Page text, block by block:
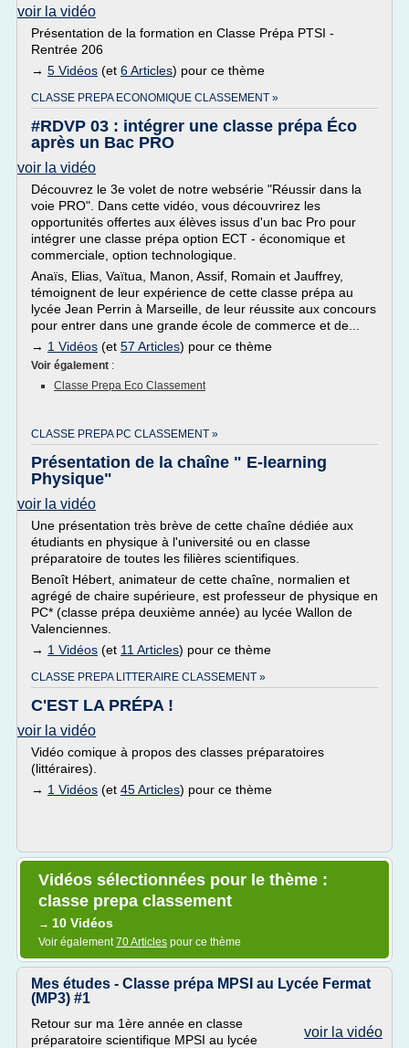
voir la vidéo
Présentation de la formation en Classe Prépa PTSI -
Rentrée 206
→ 5 Vidéos (et 6 Articles) pour ce thème
CLASSE PREPA ECONOMIQUE CLASSEMENT »
#RDVP 03 : intégrer une classe prépa Éco
après un Bac PRO
voir la vidéo
Découvrez le 3e volet de notre websérie "Réussir dans la
voie PRO". Dans cette vidéo, vous découvrirez les
opportunités offertes aux élèves issus d'un bac Pro pour
intégrer une classe prépa option ECT - économique et
commerciale, option technologique.
Anaïs, Elias, Vaïtua, Manon, Assif, Romain et Jauffrey,
témoignent de leur expérience de cette classe prépa au
lycée Jean Perrin à Marseille, de leur réussite aux concours
pour entrer dans une grande école de commerce et de...
→ 1 Vidéos (et 57 Articles) pour ce thème
Voir également :
Classe Prepa Eco Classement
CLASSE PREPA PC CLASSEMENT »
Présentation de la chaîne " E-learning
Physique"
voir la vidéo
Une présentation très brève de cette chaîne dédiée aux
étudiants en physique à l'université ou en classe
préparatoire de toutes les filières scientifiques.
Benoît Hébert, animateur de cette chaîne, normalien et
agrégé de chaire supérieure, est professeur de physique en
PC* (classe prépa deuxième année) au lycée Wallon de
Valenciennes.
→ 1 Vidéos (et 11 Articles) pour ce thème
CLASSE PREPA LITTERAIRE CLASSEMENT »
C'EST LA PRÉPA !
voir la vidéo
Vidéo comique à propos des classes préparatoires
(littéraires).
→ 1 Vidéos (et 45 Articles) pour ce thème
Vidéos sélectionnées pour le thème :
classe prepa classement
→ 10 Vidéos
Voir également70 Articles pour ce thème
Mes études - Classe prépa MPSI au Lycée Fermat
(MP3) #1
voir la vidéo
Retour sur ma 1ère année en classe
préparatoire scientifique MPSI au lycée